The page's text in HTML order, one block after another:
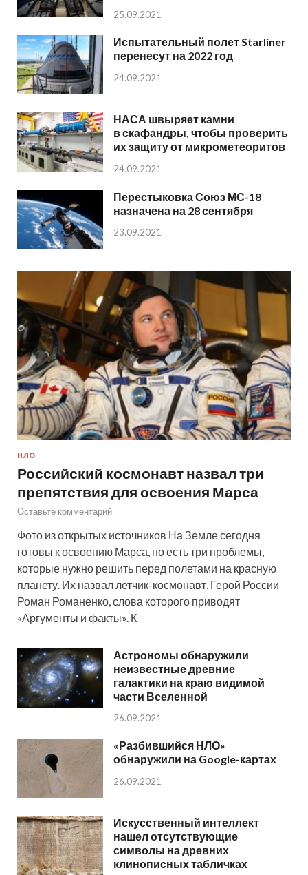
25.09.2021
Испытательный полет Starliner
перенесут на 2022 год
24.09.2021
НАСА швыряет камни
в скафандры, чтобы проверить
их защиту от микрометеоритов
24.09.2021
Перестыковка Союз МС-18
назначена на 28 сентября
23.09.2021
НЛО
Российский космонавт назвал три
препятствия для освоения Марса
Оставьте комментарий
Фото из открытых источников На Земле сегодня
готовы к освоению Марса, но есть три проблемы,
которые нужно решить перед полетами на красную
планету. Их назвал летчик-космонавт, Герой России
Роман Романенко, слова которого приводят
«Аргументы и факты». К
Астрономы обнаружили
неизвестные древние
галактики на краю видимой
части Вселенной
26.09.2021
«Разбившийся НЛО»
обнаружили на Google-картах
26.09.2021
Искусственный интеллект
нашел отсутствующие
символы на древних
клинописных табличках